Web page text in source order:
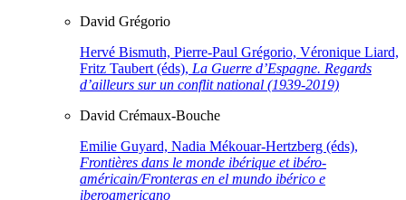
David Grégorio
Hervé Bismuth, Pierre-Paul Grégorio, Véronique Liard,
Fritz Taubert (éds), La Guerre d’Espagne. Regards
d’ailleurs sur un conflit national (1939-2019)
David Crémaux-Bouche
Emilie Guyard, Nadia Mékouar-Hertzberg (éds),
Frontières dans le monde ibérique et ibéro-
américain/Fronteras en el mundo ibérico e
iberoamericano